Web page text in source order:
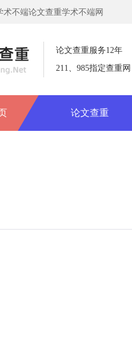
术不端论文查重学术不端网
论文查重
论文查重服务12年
211、985指定查重网